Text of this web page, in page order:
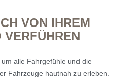
VON IHREM
alle Fahrgefühle und die
Fahrzeuge hautnah zu erleben.